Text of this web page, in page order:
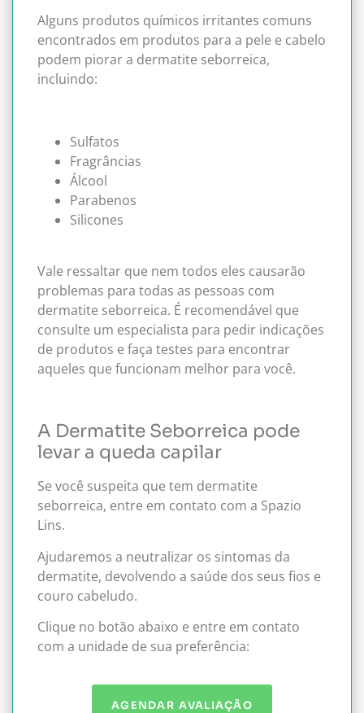
Alguns produtos químicos irritantes comuns
encontrados em produtos para a pele e cabelo
podem piorar a dermatite seborreica,
incluindo:
Sulfatos
Fragrâncias
Álcool
Parabenos
Silicones
Vale ressaltar que nem todos eles causarão
problemas para todas as pessoas com
dermatite seborreica. É recomendável que
consulte um especialista para pedir indicações
de produtos e faça testes para encontrar
aqueles que funcionam melhor para você.
A Dermatite Seborreica pode
levar a queda capilar
Se você suspeita que tem dermatite
seborreica, entre em contato com a Spazio
Lins.
Ajudaremos a neutralizar os sintomas da
dermatite, devolvendo a saúde dos seus fios e
couro cabeludo.
Clique no botão abaixo e entre em contato
com a unidade de sua preferência:
AGENDAR AVALIAÇÃO